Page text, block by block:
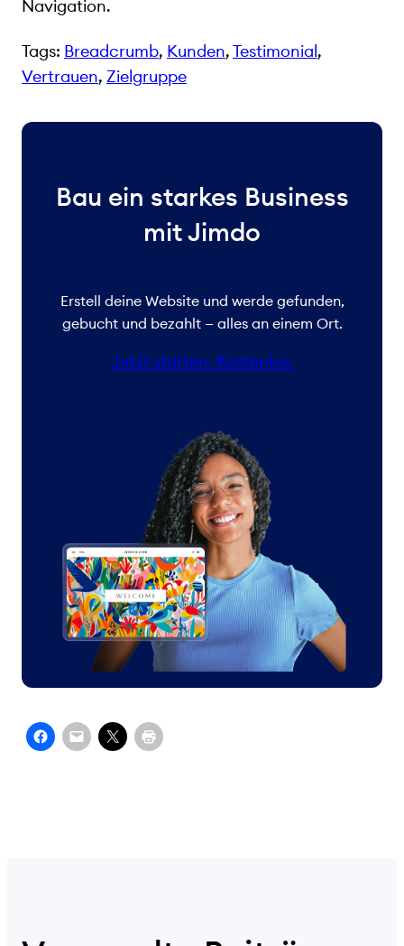
Navigation.
Tags: Breadcrumb, Kunden, Testimonial
Vertrauen, Zielgruppe
Bau ein starkes Business
mit Jimdo
Erstell deine Website und werde gefunden,
gebucht und bezahlt — alles an einem Ort.
Jetzt starten. Kostenlos.